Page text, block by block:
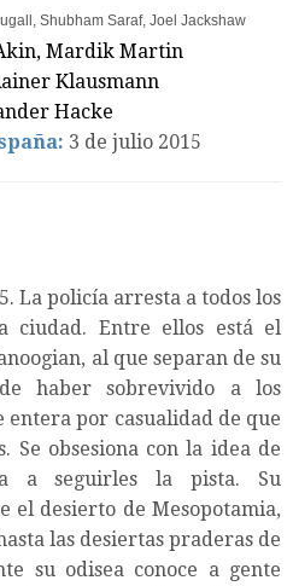
Shubham Saraf, Joel Jackshaw
Mardik Martin
Klausmann
Hacke
3 de julio 2015
La policía arresta a todos los
ciudad. Entre ellos está el
al que separan de su
haber sobrevivido a los
entera por casualidad de que
Se obsesiona con la idea de
a seguirles la pista. Su
el desierto de Mesopotamia,
las desiertas praderas de
su odisea conoce a gente